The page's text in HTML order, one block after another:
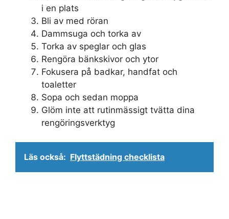
i en plats
Bli av med röran
Dammsuga och torka av
Torka av speglar och glas
Rengöra bänkskivor och ytor
Fokusera på badkar, handfat och
toaletter
Sopa och sedan moppa
Glöm inte att rutinmässigt tvätta dina
rengöringsverktyg
Läs också: Flyttstädning checklista